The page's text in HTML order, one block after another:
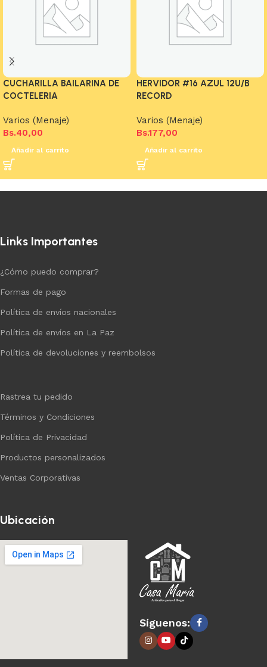
CUCHARILLA BAILARINA DE
COCTELERIA
Varios (Menaje)
Bs.40,00
Añadir al carrito
HERVIDOR #16 AZUL 12U/B
RECORD
Varios (Menaje)
Bs.177,00
Añadir al carrito
Links Importantes
¿Cómo puedo comprar?
Formas de pago
Política de envíos nacionales
Política de envíos en La Paz
Política de devoluciones y reembolsos
Rastrea tu pedido
Términos y Condiciones
Política de Privacidad
Productos personalizados
Ventas Corporativas
Ubicación
Síguenos: